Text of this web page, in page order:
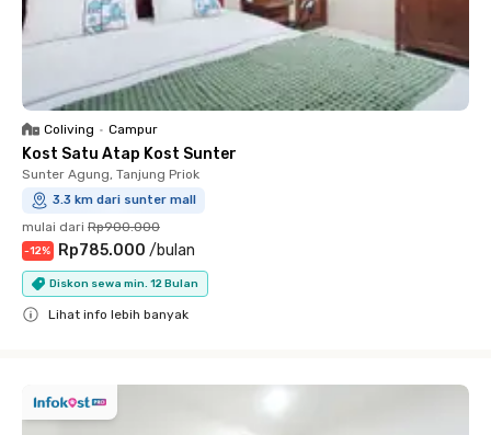
Coliving • Campur
Kost Satu Atap Kost Sunter
Sunter Agung, Tanjung Priok
3.3 km dari sunter mall
mulai dari Rp900.000
-12% Rp785.000 /bulan
Diskon sewa min. 12 Bulan
Lihat info lebih banyak